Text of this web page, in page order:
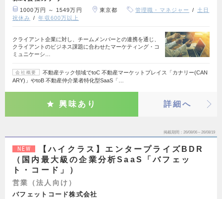
1000万円 ～ 1549万円 東京都 管理職・マネジャー
土日
祝休み
年収600万以上
クライアント企業に対し、チームメンバーとの連携を通じ、
クライアントのビジネス課題に合わせたマーケティング・コ
ミュニケーシ…
会社概要
不動産テック領域でtoC 不動産マーケットプレイス「カナリー(CAN
ARY)」やtoB 不動産仲介業者特化型SaaS「…
興味あり 詳細へ
掲載期間 26/08/06～26/08/19
NEW
【ハイクラス】エンタープライズBDR
（国内最大級の企業分析SaaS「バフェッ
ト・コード」）
営業（法人向け）
バフェットコード株式会社